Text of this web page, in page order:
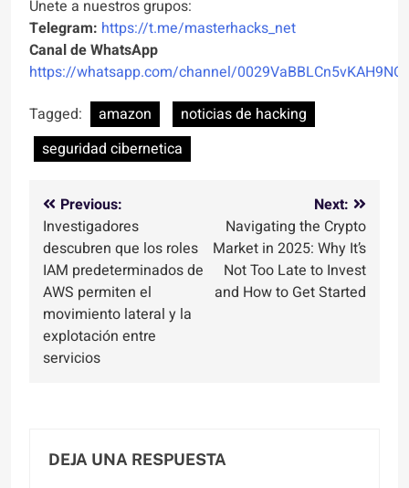
Unete a nuestros grupos:
Telegram: https://t.me/masterhacks_net
Canal de WhatsApp
https://whatsapp.com/channel/
Tagged:
amazon
noticias de hacking
seguridad cibernetica
Navegación
de
entradas
Previous:
Investigadores
descubren que los roles
IAM predeterminados de
AWS permiten el
movimiento lateral y la
explotación entre
servicios
Next:
Navigating the Crypto
Market in 2025: Why It’s
Not Too Late to Invest
and How to Get Started
DEJA UNA RESPUESTA